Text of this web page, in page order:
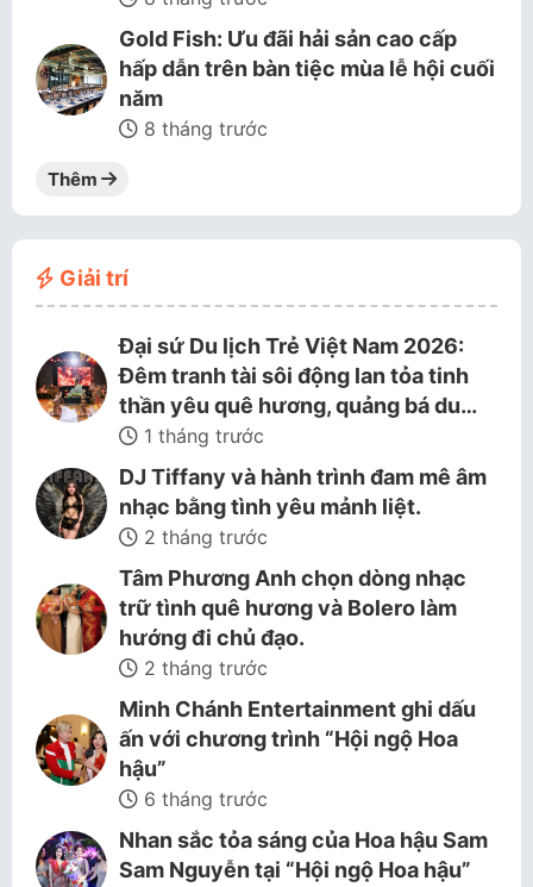
Gold Fish: Ưu đãi hải sản cao cấp
hấp dẫn trên bàn tiệc mùa lễ hội cuối
năm
8 tháng trước
Thêm
Giải trí
Đại sứ Du lịch Trẻ Việt Nam 2026:
Đêm tranh tài sôi động lan tỏa tinh
thần yêu quê hương, quảng bá du…
1 tháng trước
DJ Tiffany và hành trình đam mê âm
nhạc bằng tình yêu mảnh liệt.
2 tháng trước
Tâm Phương Anh chọn dòng nhạc
trữ tình quê hương và Bolero làm
hướng đi chủ đạo.
2 tháng trước
Minh Chánh Entertainment ghi dấu
ấn với chương trình “Hội ngộ Hoa
hậu”
6 tháng trước
Nhan sắc tỏa sáng của Hoa hậu Sam
Sam Nguyễn tại “Hội ngộ Hoa hậu”